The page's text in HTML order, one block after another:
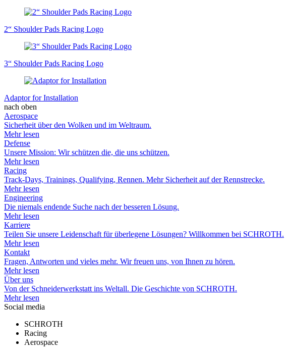
2“ Shoulder Pads Racing Logo
3“ Shoulder Pads Racing Logo
Adaptor for Installation
nach oben
Aerospace
Sicherheit über den Wolken und im Weltraum.
Mehr lesen
Defense
Unsere Mission: Wir schützen die, die uns schützen.
Mehr lesen
Racing
Track-Days, Trainings, Qualifying, Rennen. Mehr Sicherheit auf der Rennstrecke.
Mehr lesen
Engineering
Die niemals endende Suche nach der besseren Lösung.
Mehr lesen
Karriere
Teilen Sie unsere Leidenschaft für überlegene Lösungen? Willkommen bei SCHROTH.
Mehr lesen
Kontakt
Fragen, Antworten und vieles mehr. Wir freuen uns, von Ihnen zu hören.
Mehr lesen
Über uns
Von der Schneiderwerkstatt ins Weltall. Die Geschichte von SCHROTH.
Mehr lesen
Social media
SCHROTH
Racing
Aerospace